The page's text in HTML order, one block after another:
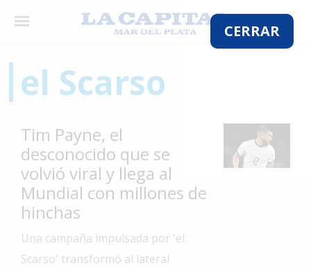
CERRAR
×
El
Mundo
La
Zona
el Scarso
Tim Payne, el
desconocido que se
volvió viral y llega al
Mundial con millones de
hinchas
Una campaña impulsada por 'el
Scarso' transformó al lateral